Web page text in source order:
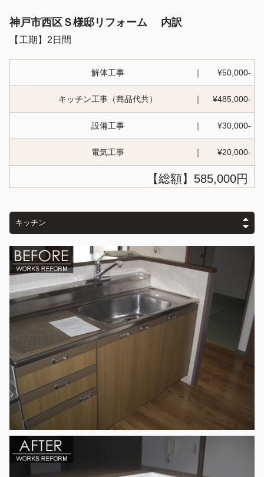
神戸市西区Ｓ様邸リフォーム 内訳
【工期】 2日間
解体工事 ¥50,000-
キッチン工事（商品代共） ¥485,000-
設備工事 ¥30,000-
電気工事 ¥20,000-
【総額】585,000円